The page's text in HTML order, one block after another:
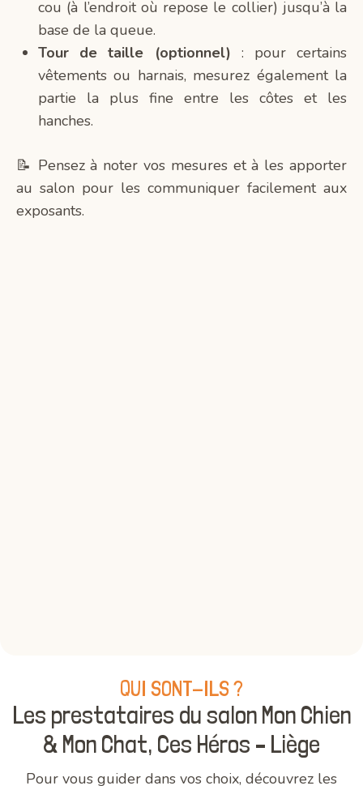
cou (à l’endroit où repose le collier) jusqu’à la
base de la queue.
Tour de taille (optionnel) : pour certains
vêtements ou harnais, mesurez également la
partie la plus fine entre les côtes et les
hanches.
📝 Pensez à noter vos mesures et à les apporter
au salon pour les communiquer facilement aux
exposants.
QUI SONT-ILS ?
Les prestataires du salon Mon Chien
& Mon Chat, Ces Héros – Liège
Pour vous guider dans vos choix, découvrez les